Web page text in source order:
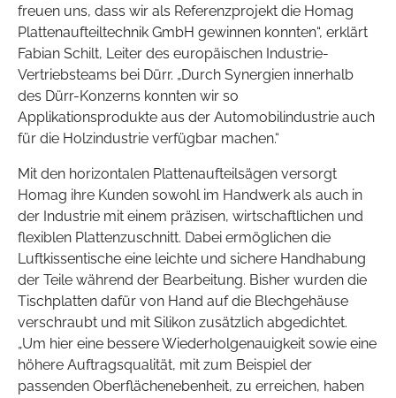
freuen uns, dass wir als Referenzprojekt die Homag
Plattenaufteiltechnik GmbH gewinnen konnten“, erklärt
Fabian Schilt, Leiter des europäischen Industrie-
Vertriebsteams bei Dürr. „Durch Synergien innerhalb
des Dürr-Konzerns konnten wir so
Applikationsprodukte aus der Automobilindustrie auch
für die Holzindustrie verfügbar machen.“
Mit den horizontalen Plattenaufteilsägen versorgt
Homag ihre Kunden sowohl im Handwerk als auch in
der Industrie mit einem präzisen, wirtschaftlichen und
flexiblen Plattenzuschnitt. Dabei ermöglichen die
Luftkissentische eine leichte und sichere Handhabung
der Teile während der Bearbeitung. Bisher wurden die
Tischplatten dafür von Hand auf die Blechgehäuse
verschraubt und mit Silikon zusätzlich abgedichtet.
„Um hier eine bessere Wiederholgenauigkeit sowie eine
höhere Auftragsqualität, mit zum Beispiel der
passenden Oberflächenebenheit, zu erreichen, haben